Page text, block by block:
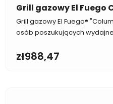
Grill gazowy El Fuego
zł988,47
Grill gazowy El Fuego®
osób poszukujących